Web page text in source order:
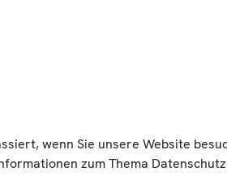
wenn Sie unsere Website
zum Thema